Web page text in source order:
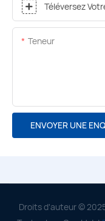
Téléversez
Teneur
ENVOYER UNE
Droits d'auteur ©